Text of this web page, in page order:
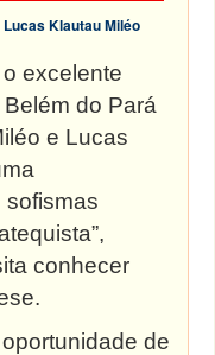
Klautau Miléo
excelente
do Pará
e Lucas
sofismas
conhecer
de